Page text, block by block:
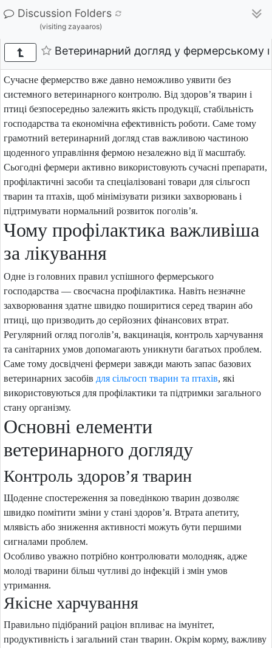
Discussion Folders
(visiting zayaaros)
Ветеринарний догляд у фермерському
Сучасне фермерство вже давно неможливо уявити без
системного ветеринарного контролю. Від здоров’я тварин і
птиці безпосередньо залежить якість продукції, стабільність
господарства та економічна ефективність роботи. Саме тому
грамотний ветеринарний догляд став важливою частиною
щоденного управління фермою незалежно від її масштабу.
Сьогодні фермери активно використовують сучасні препарати,
профілактичні засоби та спеціалізовані товари для сільгосп
тварин та птахів, щоб мінімізувати ризики захворювань і
підтримувати нормальний розвиток поголів’я.
Чому профілактика важливіша
за лікування
Одне із головних правил успішного фермерського
господарства — своєчасна профілактика. Навіть незначне
захворювання здатне швидко поширитися серед тварин або
птиці, що призводить до серйозних фінансових втрат.
Регулярний огляд поголів’я, вакцинація, контроль харчування
та санітарних умов допомагають уникнути багатьох проблем.
Саме тому досвідчені фермери завжди мають запас базових
ветеринарних засобів для сільгосп тварин та птахів, які
використовуються для профілактики та підтримки загального
стану організму.
Основні елементи
ветеринарного догляду
Контроль здоров’я тварин
Щоденне спостереження за поведінкою тварин дозволяє
швидко помітити зміни у стані здоров’я. Втрата апетиту,
млявість або зниження активності можуть бути першими
сигналами проблем.
Особливо уважно потрібно контролювати молодняк, адже
молоді тварини більш чутливі до інфекцій і змін умов
утримання.
Якісне харчування
Правильно підібраний раціон впливає на імунітет,
продуктивність і загальний стан тварин. Окрім корму, важливу